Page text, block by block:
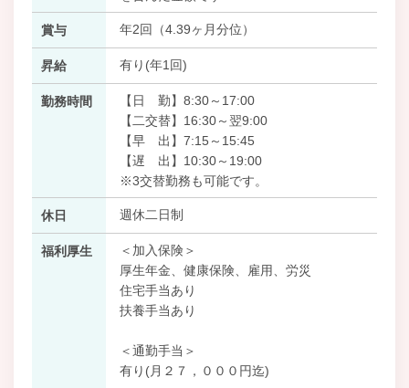
賞与 年2回（4.39ヶ月分位）
昇給 有り(年1回)
勤務時間
【日 勤】8:30～17:00
【二交替】16:30～翌9:00
【早 出】7:15～15:45
【遅 出】10:30～19:00
※3交替勤務も可能です。
休日 週休二日制
福利厚生
＜加入保険＞
厚生年金、健康保険、雇用、労災
住宅手当あり
扶養手当あり
＜通勤手当＞
有り(月２７，０００円迄)